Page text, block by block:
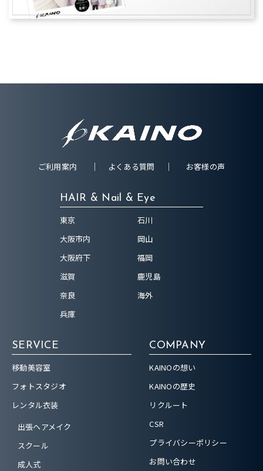
ご利用案内 よくある質問 お客様の声
HAIR & Nail & Eye
東京
大阪市内
大阪府下
滋賀
奈良
兵庫
石川
岡山
福岡
鹿児島
海外
SERVICE
移動美容室
フォトスタジオ
レンタル衣装
出張ヘアメイク
スクール
成人式
COMPANY
KAINOの想い
KAINOの歴史
リクルート
CSR
プライバシーポリシー
お問い合わせ